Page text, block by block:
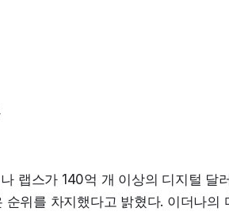
랩스가 140억 개 이상의 디지털 달
위를 차지했다고 밝혔다. 이더나의